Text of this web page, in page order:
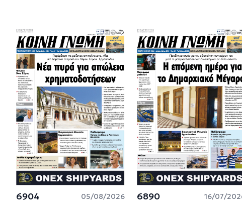
6904 05/08/2026 6890 16/07/